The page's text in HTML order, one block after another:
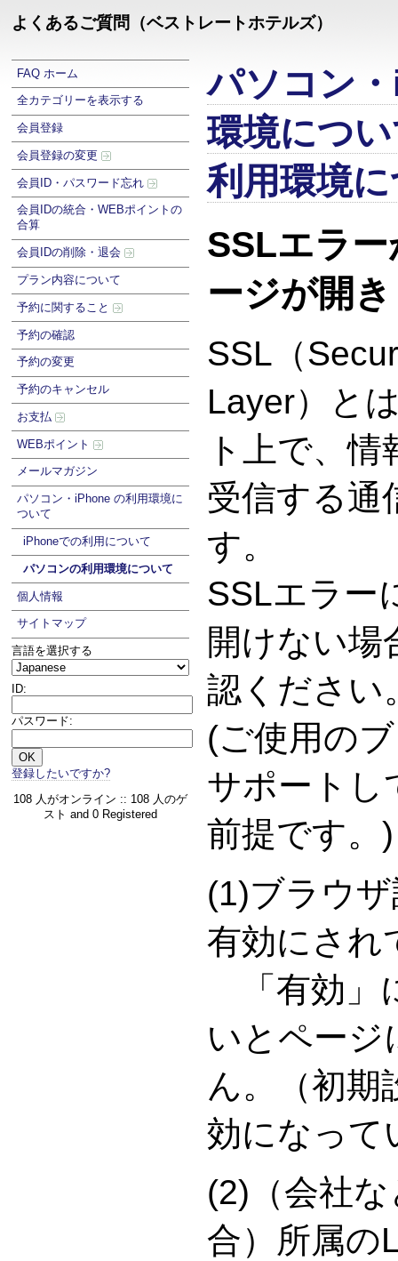
よくあるご質問（ベストレートホテルズ）
FAQ ホーム
全カテゴリーを表示する
会員登録
会員登録の変更
会員ID・パスワード忘れ
会員IDの統合・WEBポイントの
合算
会員IDの削除・退会
プラン内容について
予約に関すること
予約の確認
予約の変更
予約のキャンセル
お支払
WEBポイント
メールマガジン
パソコン・iPhone の利用環境に
ついて
iPhoneでの利用について
パソコンの利用環境について
個人情報
サイトマップ
言語を選択する
ID:
パスワード:
登録したいですか?
108 人がオンライン :: 108 人のゲ
スト and 0 Registered
パソコン
環境につ
利用環境
SSLエラ
ージが開
SSL（
Layer）と
ト上で、
受信する通
す。
SSLエラー
開けない場
認ください
(ご使用の
サポートし
前提です。)
(1)ブラウ
有効にされ
「有効」
いとページ
ん。（初期
効になって
(2)（会社
合）所属の